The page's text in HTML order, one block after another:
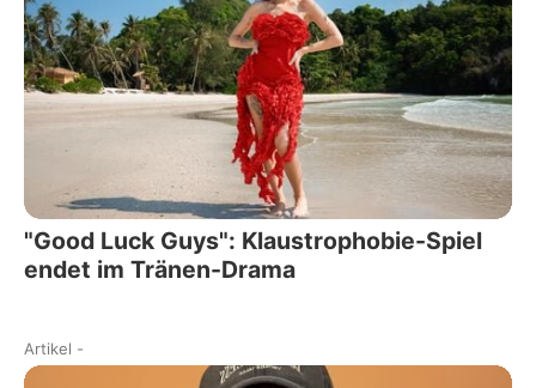
"Good Luck Guys": Klaustrophobie-Spiel
endet im Tränen-Drama
Artikel -